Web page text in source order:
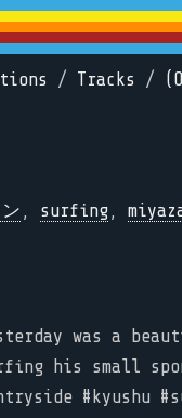
/ Tracks /
, surfing,
was a
his small
#kyushu